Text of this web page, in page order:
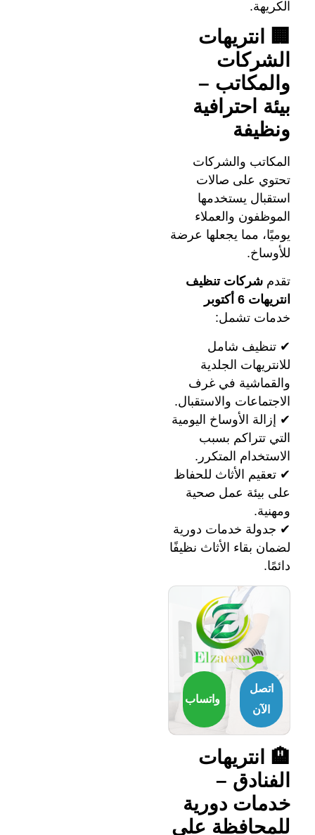
الكريهة.
🏢 انتريهات
الشركات
والمكاتب –
بيئة احترافية
ونظيفة
المكاتب والشركات
تحتوي على صالات
استقبال يستخدمها
الموظفون والعملاء
يوميًا، مما يجعلها عرضة
للأوساخ.
تقدم شركات تنظيف
انتريهات 6 أكتوبر
خدمات تشمل:
✔ تنظيف شامل
للانتريهات الجلدية
والقماشية في غرف
الاجتماعات والاستقبال.
✔ إزالة الأوساخ اليومية
التي تتراكم بسبب
الاستخدام المتكرر.
✔ تعقيم الأثاث للحفاظ
على بيئة عمل صحية
ومهنية.
✔ جدولة خدمات دورية
لضمان بقاء الأثاث نظيفًا
دائمًا.
اتصل
الآن
واتساب
🏨 انتريهات
الفنادق –
خدمات دورية
للمحافظة على